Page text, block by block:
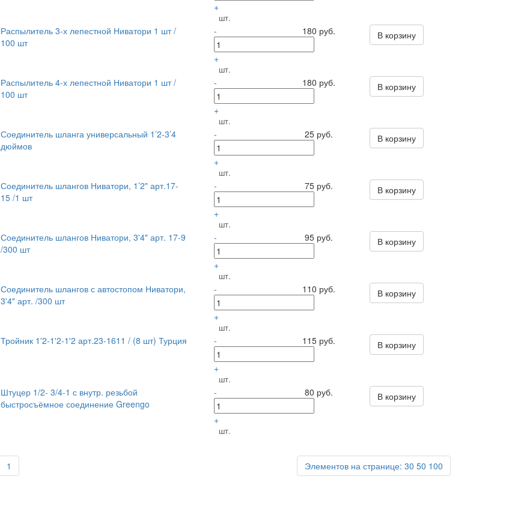
+
шт.
Распылитель 3-х лепестной Ниватори 1 шт /
100 шт
-
+
шт.
180 руб. В корзину
Распылитель 4-х лепестной Ниватори 1 шт /
100 шт
-
+
шт.
180 руб. В корзину
Соединитель шланга универсальный 1’2-3’4
дюймов
-
+
шт.
25 руб. В корзину
Соединитель шлангов Ниватори, 1’2" арт.17-
15 /1 шт
-
+
шт.
75 руб. В корзину
Соединитель шлангов Ниватори, 3'4" арт. 17-9
/300 шт
-
+
шт.
95 руб. В корзину
Соединитель шлангов с автостопом Ниватори,
3'4" арт. /300 шт
-
+
шт.
110 руб. В корзину
Тройник 1'2-1'2-1'2 арт.23-1611 / (8 шт) Турция -
+
шт.
115 руб. В корзину
Штуцер 1/2- 3/4-1 с внутр. резьбой
быстросъёмное соединение Greengo
-
+
шт.
80 руб. В корзину
Элементов на странице: 30 50 100
1